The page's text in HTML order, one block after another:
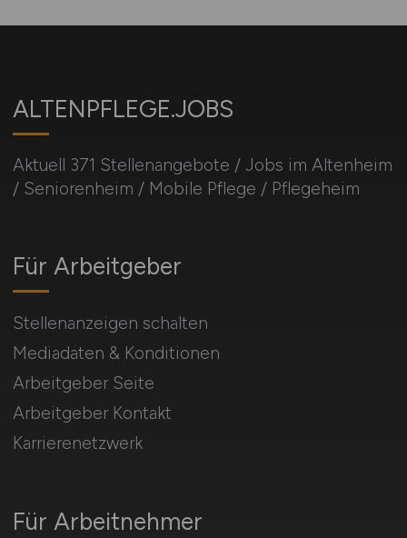
ALTENPFLEGE.JOBS
Aktuell 371 Stellenangebote / Jobs im Altenheim
/ Seniorenheim / Mobile Pflege / Pflegeheim
Für Arbeitnehmer
Für Arbeitgeber
Stellenanzeigen schalten
Mediadaten & Konditionen
Arbeitgeber Seite
Arbeitgeber Kontakt
Karrierenetzwerk